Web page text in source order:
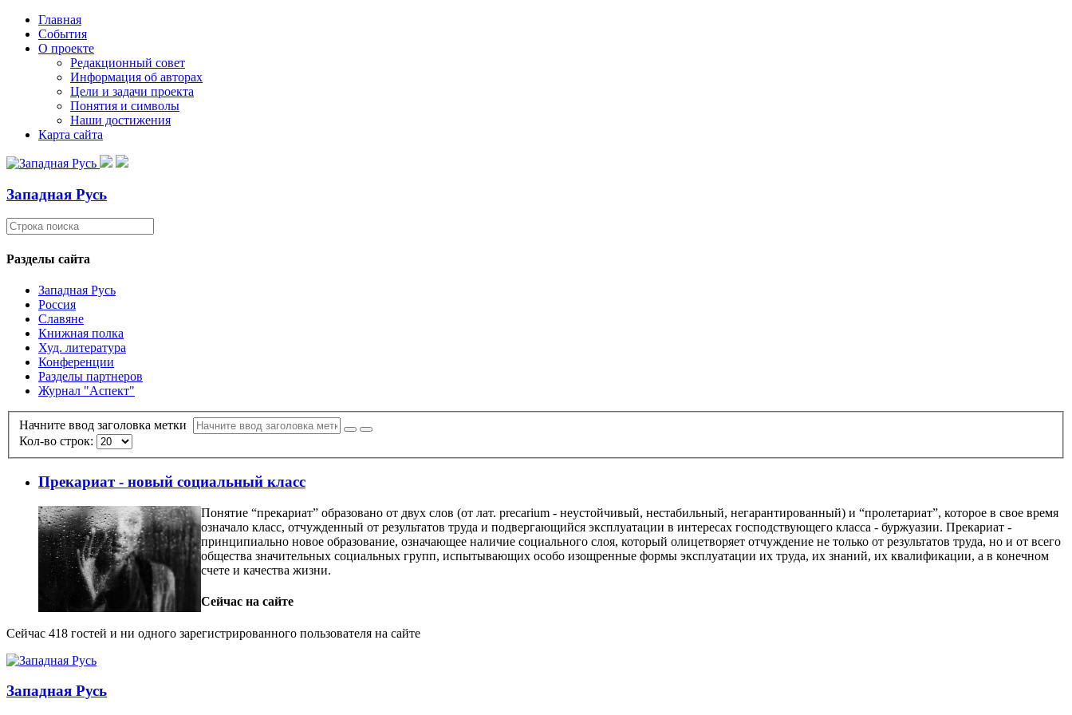
Главная
События
О проекте
Редакционный совет
Информация об авторах
Цели и задачи проекта
Понятия и символы
Наши достижения
Карта сайта
Западная Русь
Разделы сайта
Западная Русь
Россия
Славяне
Книжная полка
Худ. литература
Конференции
Разделы партнеров
Журнал "Аспект"
Начните ввод заголовка метки
Кол-во строк:
Прекариат - новый социальный класс
Понятие “прекариат” образовано от двух слов (от лат. precarium - неустойчивый, нестабильный, негарантированный) и “пролетариат”, которое в свое время
означало класс, отчужденный от результатов труда и подвергающийся эксплуатации в интересах господствующего класса - буржуазии. Прекариат -
принципиально новое образование, означающее наличие социального слоя, который олицетворяет отчуждение не только от результатов труда, но и от всего
общества значительных социальных групп, испытывающих особо изощренные формы эксплуатации их труда, их знаний, их квалификации, а в конечном
счете и качества жизни.
Сейчас на сайте
Сейчас 418 гостей и ни одного зарегистрированного пользователя на сайте
Западная Русь